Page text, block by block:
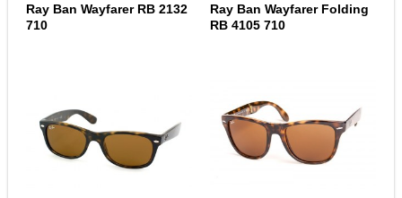
Ray Ban Wayfarer RB 2132
710
Ray Ban Wayfarer Folding
RB 4105 710